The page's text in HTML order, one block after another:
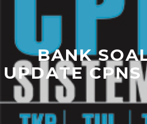
BANK
UPDATE